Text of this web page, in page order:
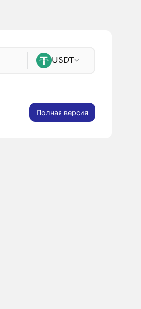
USDT
Полная версия